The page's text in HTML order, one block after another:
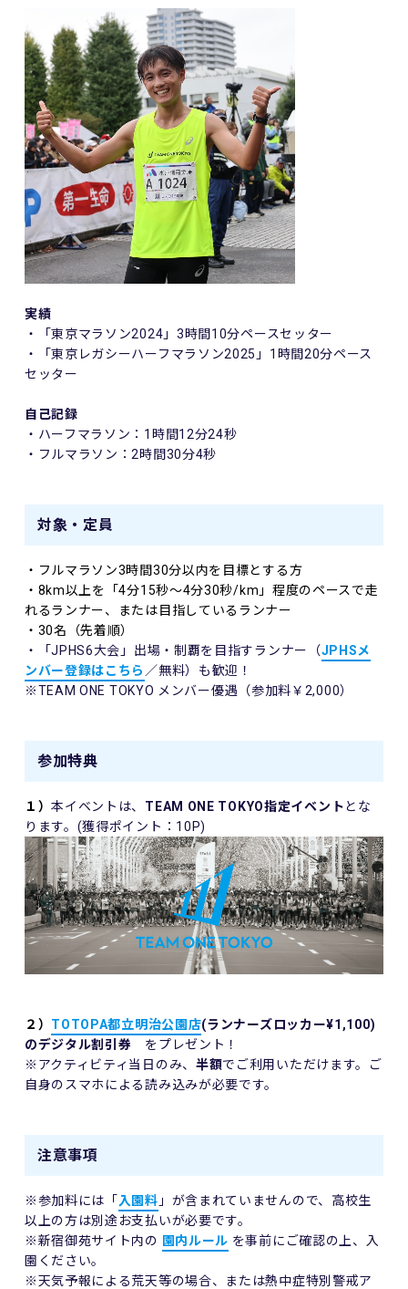
実績
・「東京マラソン2024」3時間10分ペースセッター
・「東京レガシーハーフマラソン2025」1時間20分ペース
セッター
自己記録
・ハーフマラソン：1時間12分24秒
・フルマラソン：2時間30分4秒
対象・定員
・フルマラソン3時間30分以内を目標とする方
・8km以上を「4分15秒～4分30秒/km」程度のペースで走
れるランナー、または目指しているランナー
・30名（先着順）
・「JPHS6大会」出場・制覇を目指すランナー（JPHSメ
ンバー登録はこちら ／無料）も歓迎！
※TEAM ONE TOKYO メンバー優遇（参加料￥2,000）
参加特典
１）本イベントは、 TEAM ONE TOKYO指定イベントとな
ります。(獲得ポイント：10P)
２） TOTOPA都立明治公園店(ランナーズロッカー¥1,100)
のデジタル割引券 をプレゼント！
※アクティビティ当日のみ、 半額でご利用いただけます。ご
自身のスマホによる読み込みが必要です。
注意事項
※参加料には「 入園料 」が含まれていませんので、高校生
以上の方は別途お支払いが必要です。
※新宿御苑サイト内の 園内ルール を事前にご確認の上、入
園ください。
※天気予報による荒天等の場合、または熱中症特別警戒ア